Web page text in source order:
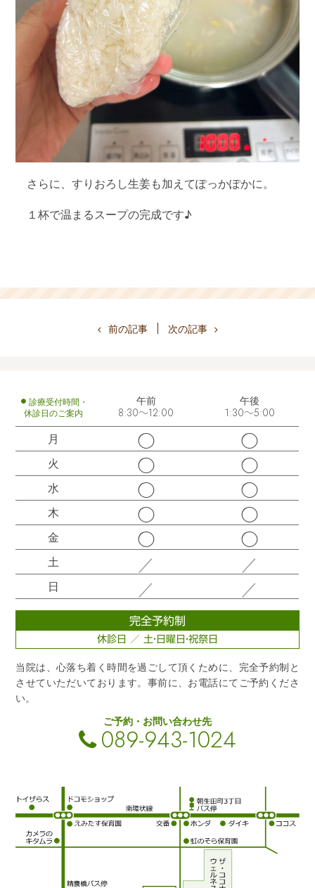
さらに、すりおろし生姜も加えてぽっかぽかに。
１杯で温まるスープの完成です♪
前の記事 次の記事
診療受付時間・
休診日のご案内
午前
8:30～12:00
午後
1:30～5:00
月 ◯ ◯
火 ◯ ◯
水 ◯ ◯
木 ◯ ◯
金 ◯ ◯
土 ／ ／
日 ／ ／
完全予約制
休診日 ／ 土・日曜日・祝祭日
当院は、心落ち着く時間を過ごして頂くために、完全予約制と
させていただいております。事前に、お電話にてご予約くださ
い。
ご予約・お問い合わせ先
089-943-1024